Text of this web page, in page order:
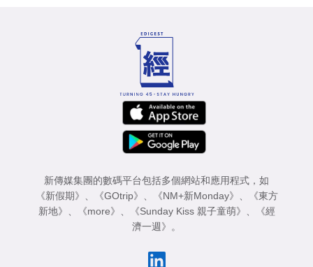
新傳媒集團的數碼平台包括多個網站和應用程式，如
《新假期》
《GOtrip》 《NM+新Monday》
《東方
新地》
《more》 《Sunday Kiss 親子童萌》
《經
濟一週》
。